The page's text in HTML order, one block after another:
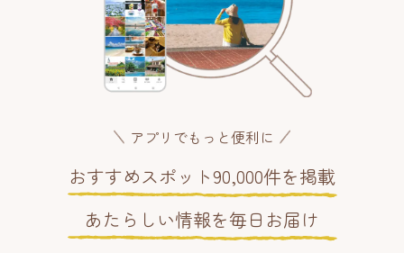
アプリでもっと便利に
おすすめスポット90,000件を掲載
あたらしい情報を毎日お届け